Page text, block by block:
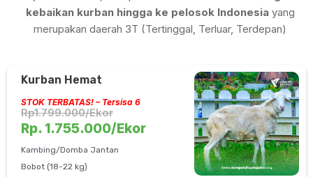
kebaikan kurban hingga ke pelosok Indonesiayang
merupakan daerah 3T (Tertinggal, Terluar, Terdepan)
Kurban Hemat
STOK TERBATAS! – Tersisa 6
Rp1.799.000/Ekor
Rp. 1.755.000/Ekor
Kambing/Domba Jantan
Bobot (18-22 kg)